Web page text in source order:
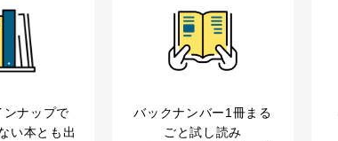
て、個人情報保護マネジメントシステムを継続的に改善
ンナップで
い本とも出
バックナンバー1冊まる
ごと試し読み